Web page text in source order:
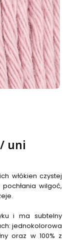
uni
włókien czystej
wilgoć,
i ma subtelny
jednokolorowa
oraz w 100% z